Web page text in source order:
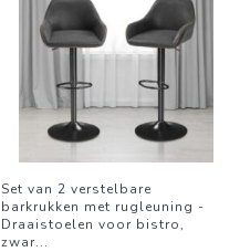
Set van 2 verstelbare
barkrukken met rugleuning -
Draaistoelen voor bistro,
zwar...